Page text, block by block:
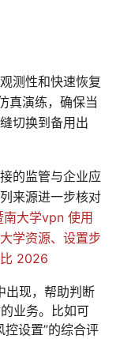
测性和快速恢复
真演练，确保当
切换到备用出
的监管与企业应
来源进一步核对
南大学vpn 使用
学资源、设置步
2026
出现，帮助判断
业务。比如可
设置”的综合评